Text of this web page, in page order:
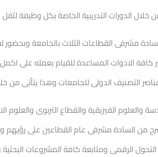
الدورات التدريبية الخاصة بكل وظيفة
مشرفى القطاعات الثلاث بالجامعة
الادوات المساعدة للقيام بعمله على
التصنيف الدولى للجامعات وهذا يتأتى
الفيزيقية والقطاع التربوى والعلوم
من السادة مشرفى عام القطاعين على رؤيهم
الرقمى ومتابعة كافة المشروعات